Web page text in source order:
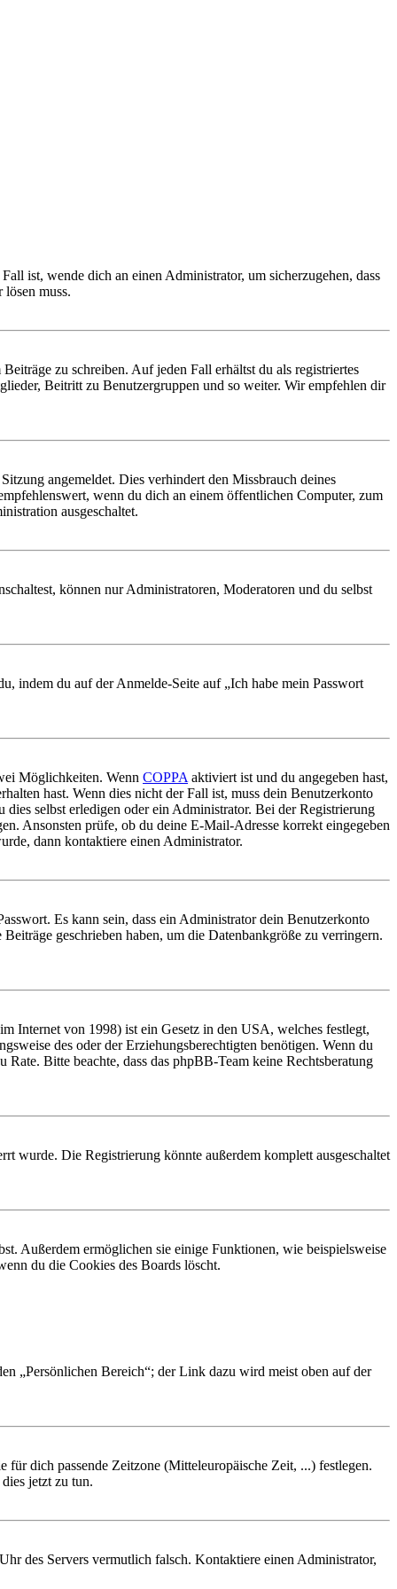
ist, wende dich an einen Administrator, um sicherzugehen, dass
muss.
zu schreiben. Auf jeden Fall erhältst du als registriertes
Beitritt zu Benutzergruppen und so weiter. Wir empfehlen dir
angemeldet. Dies verhindert den Missbrauch deines
wenn du dich an einem öffentlichen Computer, zum
ausgeschaltet.
können nur Administratoren, Moderatoren und du selbst
indem du auf der Anmelde-Seite auf „Ich habe mein Passwort
Möglichkeiten. Wenn COPPA aktiviert ist und du angegeben hast,
hast. Wenn dies nicht der Fall ist, muss dein Benutzerkonto
selbst erledigen oder ein Administrator. Bei der Registrierung
Ansonsten prüfe, ob du deine E-Mail-Adresse korrekt eingegeben
dann kontaktiere einen Administrator.
Es kann sein, dass ein Administrator dein Benutzerkonto
geschrieben haben, um die Datenbankgröße zu verringern.
Internet von 1998) ist ein Gesetz in den USA, welches festlegt,
des oder der Erziehungsberechtigten benötigen. Wenn du
Bitte beachte, dass das phpBB-Team keine Rechtsberatung
wurde. Die Registrierung könnte außerdem komplett ausgeschaltet
Außerdem ermöglichen sie einige Funktionen, wie beispielsweise
du die Cookies des Boards löscht.
„Persönlichen Bereich“; der Link dazu wird meist oben auf der
dich passende Zeitzone (Mitteleuropäische Zeit, ...) festlegen.
jetzt zu tun.
des Servers vermutlich falsch. Kontaktiere einen Administrator,